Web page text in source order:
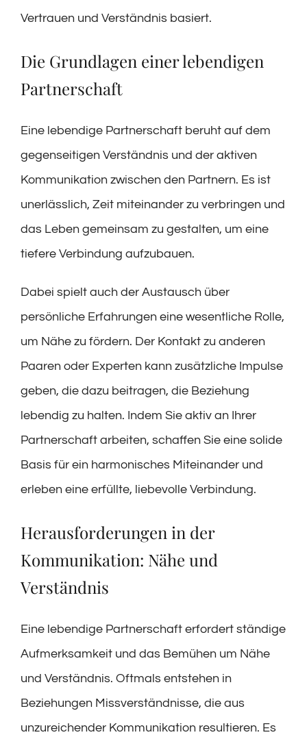
Vertrauen und Verständnis basiert.
Die Grundlagen einer lebendigen
Partnerschaft
Eine lebendige Partnerschaft beruht auf dem
gegenseitigen Verständnis und der aktiven
Kommunikation zwischen den Partnern. Es ist
unerlässlich, Zeit miteinander zu verbringen und
das Leben gemeinsam zu gestalten, um eine
tiefere Verbindung aufzubauen.
Dabei spielt auch der Austausch über
persönliche Erfahrungen eine wesentliche Rolle,
um Nähe zu fördern. Der Kontakt zu anderen
Paaren oder Experten kann zusätzliche Impulse
geben, die dazu beitragen, die Beziehung
lebendig zu halten. Indem Sie aktiv an Ihrer
Partnerschaft arbeiten, schaffen Sie eine solide
Basis für ein harmonisches Miteinander und
erleben eine erfüllte, liebevolle Verbindung.
Herausforderungen in der
Kommunikation: Nähe und
Verständnis
Eine lebendige Partnerschaft erfordert ständige
Aufmerksamkeit und das Bemühen um Nähe
und Verständnis. Oftmals entstehen in
Beziehungen Missverständnisse, die aus
unzureichender Kommunikation resultieren. Es